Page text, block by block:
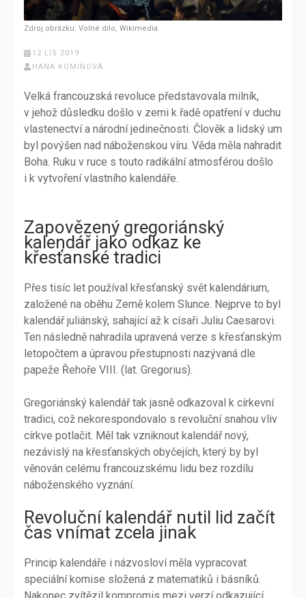
Zdroj obrázku: Volné dílo, Wikimedia
12 LIS 2019
HANA KOMIŇOVÁ
Velká francouzská revoluce představovala milník,
v jehož důsledku došlo v zemi k řadě opatření v duchu
vlastenectví a národní jedinečnosti. Člověk a lidský um
byl povýšen nad náboženskou víru. Věda měla nahradit
Boha. Ruku v ruce s touto radikální atmosférou došlo
i k vytvoření vlastního kalendáře.
Zapovězený gregoriánský
kalendář jako odkaz ke
křesťanské tradici
Přes tisíc let používal křesťanský svět kalendárium,
založené na oběhu Země kolem Slunce. Nejprve to byl
kalendář juliánský, sahající až k císaři Juliu Caesarovi.
Ten následně nahradila upravená verze s křesťanským
letopočtem a úpravou přestupnosti nazývaná dle
papeže Řehoře VIII. (lat. Gregorius).
Gregoriánský kalendář tak jasně odkazoval k církevní
tradici, což nekorespondovalo s revoluční snahou vliv
církve potlačit. Měl tak vzniknout kalendář nový,
nezávislý na křesťanských obyčejích, který by byl
věnován celému francouzskému lidu bez rozdílu
náboženského vyznání.
Revoluční kalendář nutil lid začít
čas vnímat zcela jinak
Princip kalendáře i názvosloví měla vypracovat
speciální komise složená z matematiků i básníků.
Nakonec zvítězil kompromis mezi verzí odkazující